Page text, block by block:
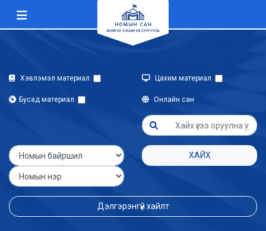
Хэвлэмэл материал Цахим материал
Бусад материал Онлайн сан
ХАЙХ
Дэлгэрэнгүй хайлт